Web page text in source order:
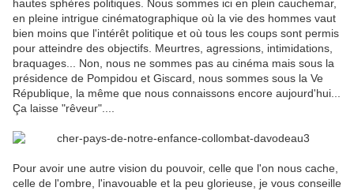
hautes sphères politiques. Nous sommes ici en plein cauchemar,
en pleine intrigue cinématographique où la vie des hommes vaut
bien moins que l'intérêt politique et où tous les coups sont permis
pour atteindre des objectifs. Meurtres, agressions, intimidations,
braquages... Non, nous ne sommes pas au cinéma mais sous la
présidence de Pompidou et Giscard, nous sommes sous la Ve
République, la même que nous connaissons encore aujourd'hui...
Ça laisse "rêveur"....
Pour avoir une autre vision du pouvoir, celle que l'on nous cache,
celle de l'ombre, l'inavouable et la peu glorieuse, je vous conseille